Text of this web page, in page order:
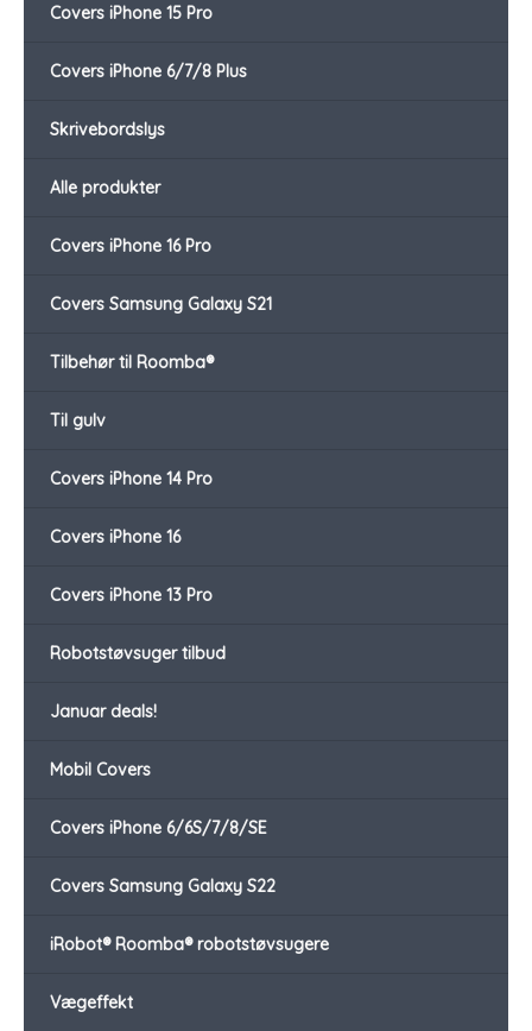
Covers iPhone 15 Pro
Covers iPhone 6/7/8 Plus
Skrivebordslys
Alle produkter
Covers iPhone 16 Pro
Covers Samsung Galaxy S21
Tilbehør til Roomba®
Til gulv
Covers iPhone 14 Pro
Covers iPhone 16
Covers iPhone 13 Pro
Robotstøvsuger tilbud
Januar deals!
Mobil Covers
Covers iPhone 6/6S/7/8/SE
Covers Samsung Galaxy S22
iRobot® Roomba® robotstøvsugere
Vægeffekt